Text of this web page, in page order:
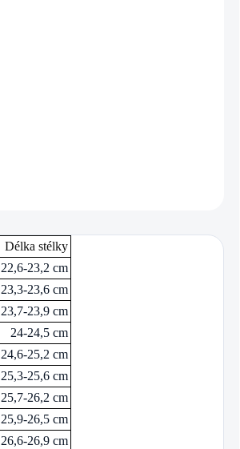
Délka stélky
22,6-23,2 cm
23,3-23,6 cm
23,7-23,9 cm
24-24,5 cm
24,6-25,2 cm
25,3-25,6 cm
25,7-26,2 cm
25,9-26,5 cm
26,6-26,9 cm